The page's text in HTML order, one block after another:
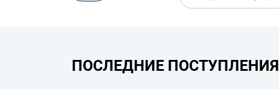
ПОСЛЕДНИЕ ПОСТУПЛЕНИЯ